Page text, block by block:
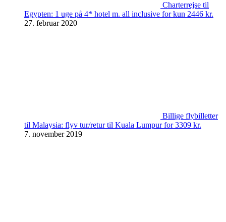
Charterrejse til
Egypten: 1 uge på 4* hotel m. all inclusive for kun 2446 kr.
27. februar 2020
Billige flybilletter
til Malaysia: flyv tur/retur til Kuala Lumpur for 3309 kr.
7. november 2019